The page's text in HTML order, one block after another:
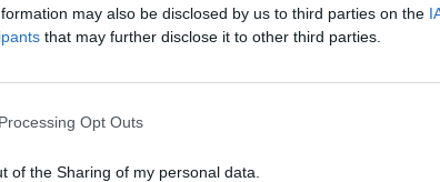
may also be disclosed by us to third parties on the
that may further disclose it to other third parties.
Opt Outs
of the Sharing of my personal data.